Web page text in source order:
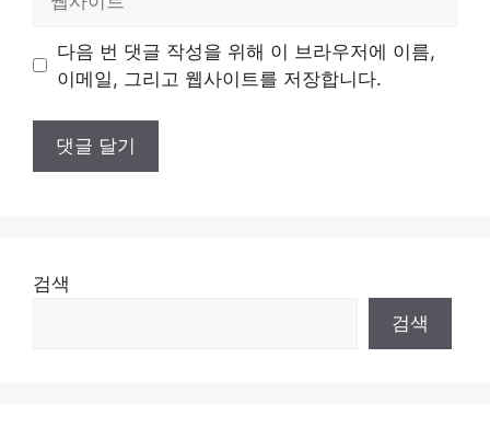
트
다음 번 댓글 작성을 위해 이 브라우저에 이름,
이메일, 그리고 웹사이트를 저장합니다.
검색
검색